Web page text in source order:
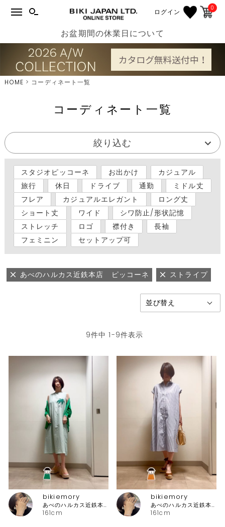
ログイン 0
お盆期間の休業日について
HOME コーディネート一覧
コーディネート一覧
絞り込む
スタジオピッコーネ お出かけ
カジュアル
旅行
休日 ドライブ 通勤
ミドル丈
フレア
カジュアルエレガント
ロング丈
ショート丈
ワイド
シワ防止/形状記憶
ストレッチ
ロゴ 襟付き
長袖
フェミニン
セットアップ可
あべのハルカス近鉄本店 ピッコーネ ストライプ
9件中 1-9件表示
161cm
bikiemory
あべのハルカス近鉄本店 ピッコーネ
161cm
bikiemory
あべのハルカス近鉄本店 ピッコーネ